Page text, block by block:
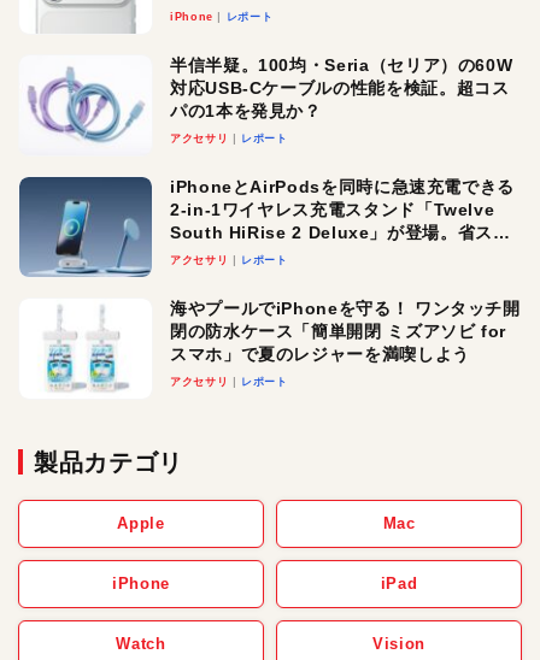
iPhone レポート
半信半疑。100均・Seria（セリア）の60W
対応USB-Cケーブルの性能を検証。超コス
パの1本を発見か？
アクセサリ レポート
iPhoneとAirPodsを同時に急速充電できる
2-in-1ワイヤレス充電スタンド「Twelve
South HiRise 2 Deluxe」が登場。省スペ
ースでおしゃれに充電したい人にオスス
アクセサリ レポート
海やプールでiPhoneを守る！ ワンタッチ開
閉の防水ケース「簡単開閉 ミズアソビ for
スマホ」で夏のレジャーを満喫しよう
アクセサリ レポート
製品カテゴリ
Apple Mac
iPhone iPad
Watch Vision